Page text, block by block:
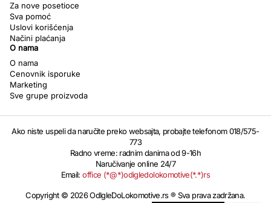
Za nove posetioce
Sva pomoć
Uslovi korišćenja
Načini plaćanja
O nama
O nama
Cenovnik isporuke
Marketing
Sve grupe proizvoda
Ako niste uspeli da naručite preko websajta, probajte telefonom 018/575-
773
Radno vreme: radnim danima od 9-16h
Naručivanje online 24/7
Email:office (*@*)odigledolokomotive(*.*)rs
Copyright © 2026 OdIgleDoLokomotive.rs ® Sva prava zadržana.